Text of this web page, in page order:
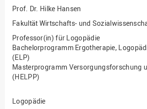
Drittmittel
Gebäude und Technik
Gesellschaftliches
Engagement
Gleichstellungsbüro
Hochschulleitung
strategie
Prof. Dr. Hilke Hansen
Fakultät Wirtschafts- und
Professor(in) für Logopädie
Bachelorprogramm Ergotherapie,
(ELP)
Masterprogramm Versorgungsforschung
(HELPP)
Logopädie